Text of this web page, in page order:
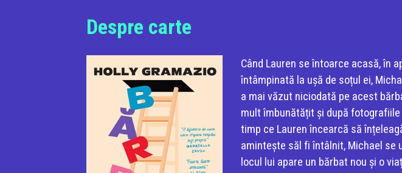
Despre carte
Când Lauren se întoarce acasă, în
întâmpinată la ușă de soțul ei,
a mai văzut niciodată pe acest
mult îmbunătățit și după
timp ce Lauren încearcă să
amintește să­l fi întâlnit, Michael se
locul lui apare un bărbat nou și o